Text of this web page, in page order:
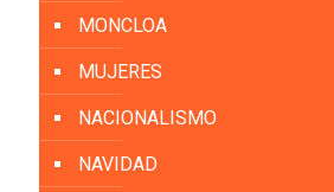
MONCLOA
MUJERES
NACIONALISMO
NAVIDAD